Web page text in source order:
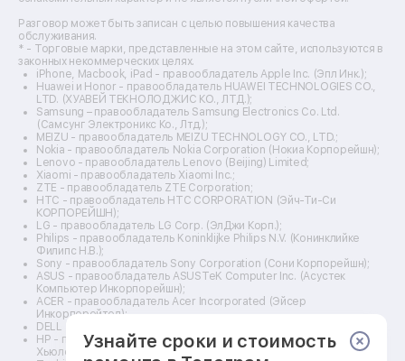
Ремонт видеокамер
Ремонт эхолотов
Ремонт 3d-принтеров
Ремонт прицелов ночного видения
Ремонт винных шкафов
Ремонт выпрямителей
Ремонт сушилок для рук
Ремонт дальномеров
Ремонт снегоуборщиков
Разговор может быть записан с целью повышения качества
обслуживания.
* - Торговые марки, представленные на этом сайте, используются в
законных некоммерческих целях.
iPhone, Macbook, iPad - правообладатель Apple Inc. (Эпл Инк.);
Huawei и Honor - правообладатель HUAWEI TECHNOLOGIES CO.,
LTD. (ХУАВЕЙ ТЕКНОЛОДЖИС КО., ЛТД.);
Samsung – правообладатель Samsung Electronics Co. Ltd.
(Самсунг Электроникс Ко., Лтд.);
MEIZU - правообладатель MEIZU TECHNOLOGY CO., LTD.;
Nokia - правообладатель Nokia Corporation (Нокиа Корпорейшн);
Lenovo - правообладатель Lenovo (Beijing) Limited;
Xiaomi - правообладатель Xiaomi Inc.;
ZTE - правообладатель ZTE Corporation;
HTC - правообладатель HTC CORPORATION (Эйч-Ти-Си
КОРПОРЕЙШН);
LG - правообладатель LG Corp. (ЭлДжи Корп.);
Philips - правообладатель Koninklijke Philips N.V. (Конинклийке
Филипс Н.В.);
Sony - правообладатель Sony Corporation (Сони Корпорейшн);
ASUS - правообладатель ASUSTeK Computer Inc. (Асустек
Компьютер Инкорпорейшн);
ACER - правообладатель Acer Incorporated (Эйсер
Инкорпорейтед);
DELL - правообладатель Dell Inc.(Делл Инк.);
HP - правообладатель HP Hewlett-Packard Group LLC (ЭйчПи
Хьюлетт Паккард Груп ЛЛК);
Узнайте сроки и стоимость